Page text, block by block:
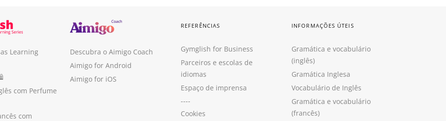
Learning
com Perfume
com
Descubra o Aimigo Coach
Aimigo for Android
Aimigo for iOS
REFERÊNCIAS
Gymglish for Business
Parceiros e escolas de
idiomas
Espaço de imprensa
----
Cookies
INFORMAÇÕES ÚTEIS
Gramática e vocabulário
(inglês)
Gramática Inglesa
Vocabulário de Inglês
Gramática e vocabulário
(francês)